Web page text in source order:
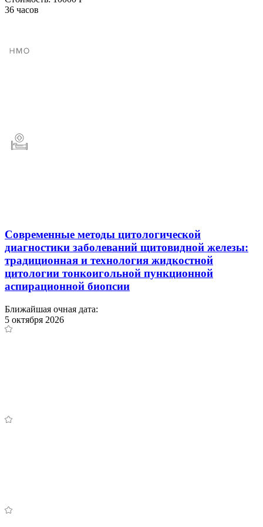
36 часов
Современные методы цитологической
диагностики заболеваний щитовидной железы:
традиционная и технология жидкостной
цитологии тонкоигольной пункционной
аспирационной биопсии
Ближайшая очная дата:
5 октября 2026